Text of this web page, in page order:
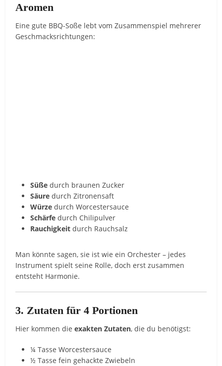
Aromen
Eine gute BBQ-Soße lebt vom Zusammenspiel mehrerer
Geschmacksrichtungen:
Süße durch braunen Zucker
Säure durch Zitronensaft
Würze durch Worcestersauce
Schärfe durch Chilipulver
Rauchigkeit durch Rauchsalz
Man könnte sagen, sie ist wie ein Orchester – jedes
Instrument spielt seine Rolle, doch erst zusammen
entsteht Harmonie.
3. Zutaten für 4 Portionen
Hier kommen dieexakten Zutaten, die du benötigst:
¼ Tasse Worcestersauce
½ Tasse fein gehackte Zwiebeln